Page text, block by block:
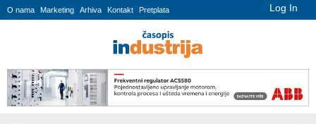
Log In
O nama Marketing Arhiva Kontakt Pretplata